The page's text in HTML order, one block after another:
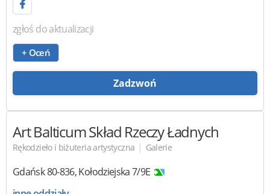
zgłoś do aktualizacji
+ Oceń
Zadzwoń
Art BalticumSkład Rzeczy Ładnych
Rękodzieło i biżuteria artystyczna | Galerie
Gdańsk80-836,Kołodziejska 7/9E